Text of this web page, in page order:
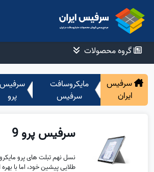
گروه محصولات
سرفیس
ایران
مایکروسافت
سرفیس
سرفیس
پرو
سرفیس پرو 9
نسل نهم تبلت های پرو